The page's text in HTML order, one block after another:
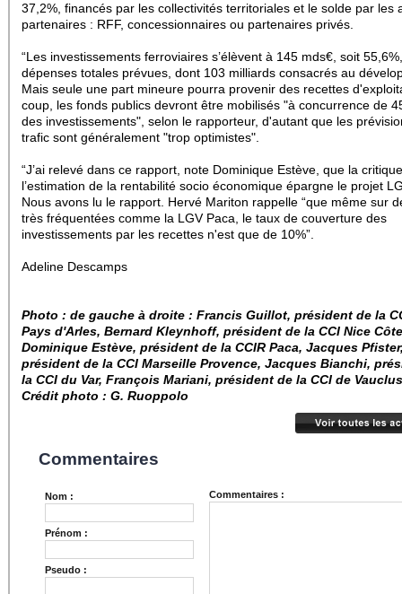
37,2%, financés par les collectivités territoriales et le solde par les
partenaires : RFF, concessionnaires ou partenaires privés.
“Les investissements ferroviaires s’élèvent à 145 mds€, soit
dépenses totales prévues, dont 103 milliards consacrés au
Mais seule une part mineure pourra provenir des recettes
coup, les fonds publics devront être mobilisés "à concurrence de
des investissements", selon le rapporteur, d'autant que les
trafic sont généralement "trop optimistes".
“J’ai relevé dans ce rapport, note Dominique Estève, que la
l’estimation de la rentabilité socio économique épargne le projet
Nous avons lu le rapport. Hervé Mariton rappelle “que même sur
très fréquentées comme la LGV Paca, le taux de couverture des
investissements par les recettes n'est que de 10%”.
Adeline Descamps
Photo : de gauche à droite : Francis Guillot, président de la
Pays d'Arles, Bernard Kleynhoff, président de la CCI Nice
Dominique Estève, président de la CCIR Paca, Jacques
président de la CCI Marseille Provence, Jacques Bianchi,
la CCI du Var, François Mariani, président de la CCI de
Crédit photo : G. Ruoppolo
Commentaires
Nom :
Prénom :
Pseudo :
Commentaires :